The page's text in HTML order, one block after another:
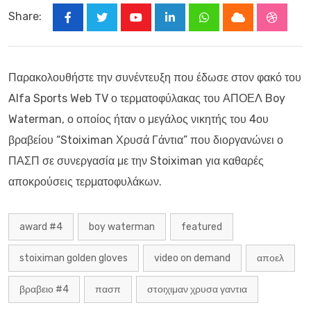
Share:
LinkedInWhatsappCloud
Παρακολουθήστε την συνέντευξη που έδωσε στον φακό του
Alfa Sports Web TV ο τερματοφύλακας του ΑΠΟΕΛ Boy
Waterman, ο οποίος ήταν ο μεγάλος νικητής του 4ου
βραβείου “Stoiximan Χρυσά Γάντια” που διοργανώνει ο
ΠΑΣΠ σε συνεργασία με την Stoiximan για καθαρές
αποκρούσεις τερματοφυλάκων.
award #4 boy waterman featured
stoiximan golden gloves video on demand αποελ
βραβειο #4 πασπ στοιχιμαν χρυσα γαντια